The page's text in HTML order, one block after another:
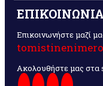
ΕΠΙΚΟΙΝΩΝΙΑ
Επικοινωνήστε μαζί
Ακολουθήστε μας